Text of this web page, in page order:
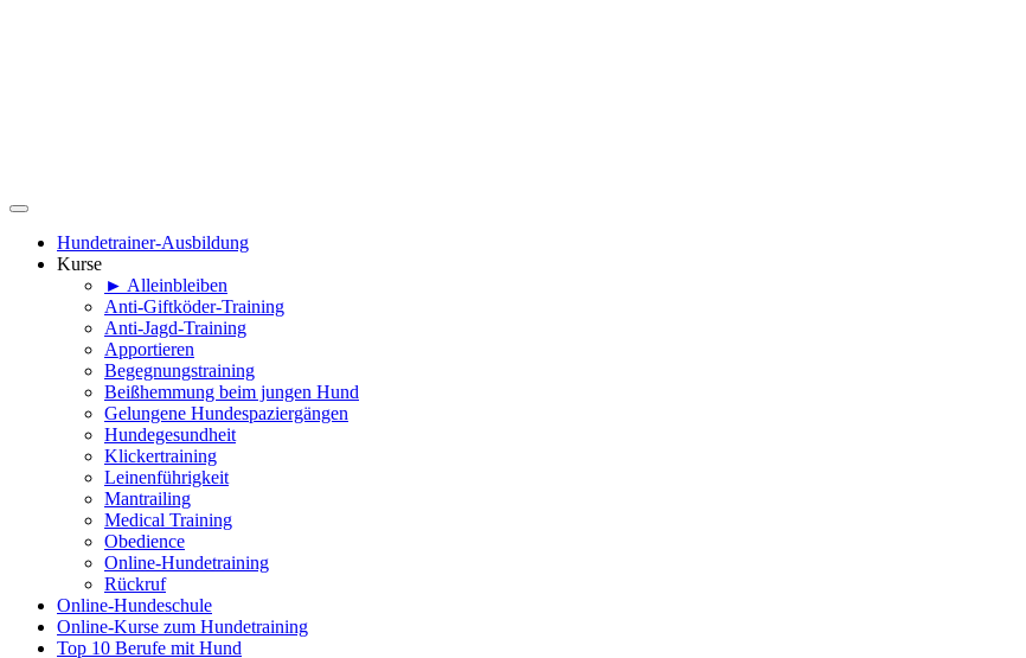
Hundetrainer-Ausbildung
Kurse
► Alleinbleiben
Anti-Giftköder-Training
Anti-Jagd-Training
Apportieren
Begegnungstraining
Beißhemmung beim jungen Hund
Gelungene Hundespaziergängen
Hundegesundheit
Klickertraining
Leinenführigkeit
Mantrailing
Medical Training
Obedience
Online-Hundetraining
Rückruf
Online-Hundeschule
Online-Kurse zum Hundetraining
Top 10 Berufe mit Hund